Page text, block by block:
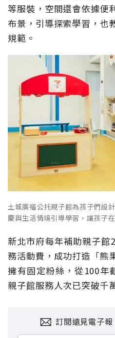
等服裝，空間還會依據便
布景，引導探索學習，也
規範。
土城廣福公托親子館為孩子們設
慶與生活情境引導學習，讓孩子
新北市府每年補助親子館
務活動費，成功打造「熊
擁有固定粉絲，從100年
親子館服務人次已突破千
訂閱遠見電子